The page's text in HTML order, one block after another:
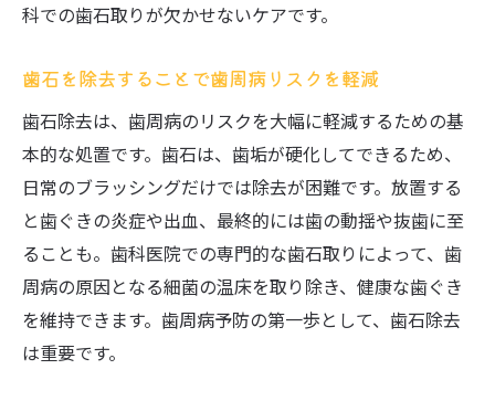
科での歯石取りが欠かせないケアです。
歯石を除去することで歯周病リスクを軽減
歯石除去は、歯周病のリスクを大幅に軽減するための基
本的な処置です。歯石は、歯垢が硬化してできるため、
日常のブラッシングだけでは除去が困難です。放置する
と歯ぐきの炎症や出血、最終的には歯の動揺や抜歯に至
ることも。歯科医院での専門的な歯石取りによって、歯
周病の原因となる細菌の温床を取り除き、健康な歯ぐき
を維持できます。歯周病予防の第一歩として、歯石除去
は重要です。